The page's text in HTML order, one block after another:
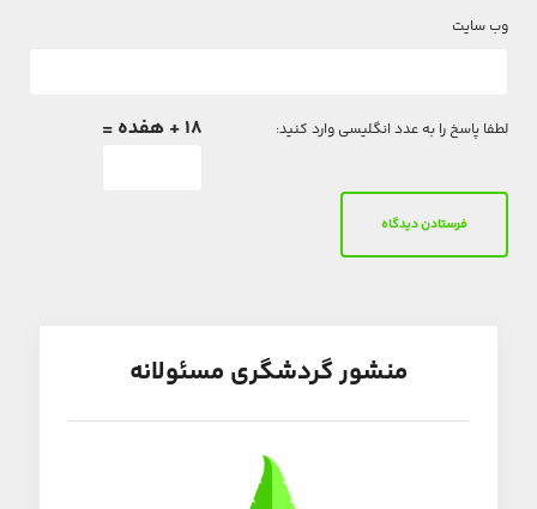
وب‌ سایت
لطفا پاسخ را به عدد انگلیسی وارد کنید: 18 + هفده =
منشور گردشگری مسئولانه